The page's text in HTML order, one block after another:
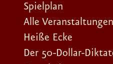
Spielplan
Alle Veranstaltungen
Heiße Ecke
Der 50-Dollar-